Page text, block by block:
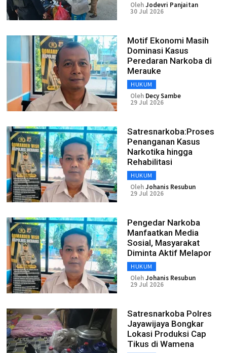
OlehJodevri Panjaitan
30 Jul 2026
Motif Ekonomi Masih
Dominasi Kasus
Peredaran Narkoba di
Merauke
HUKUM
Oleh Decy Sambe
29 Jul 2026
Satresnarkoba:Proses
Penanganan Kasus
Narkotika hingga
Rehabilitasi
HUKUM
OlehJohanis Resubun
29 Jul 2026
Pengedar Narkoba
Manfaatkan Media
Sosial, Masyarakat
Diminta Aktif Melapor
HUKUM
OlehJohanis Resubun
29 Jul 2026
Satresnarkoba Polres
Jayawijaya Bongkar
Lokasi Produksi Cap
Tikus di Wamena